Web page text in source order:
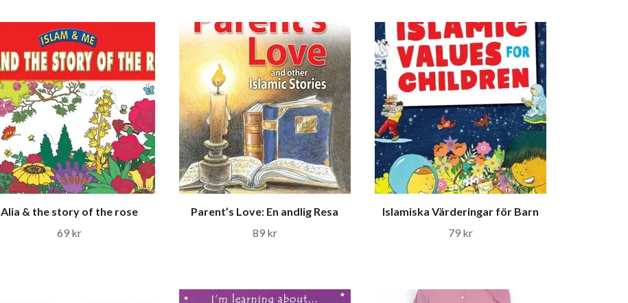
Alia & the story of the rose
69 kr
Parent’s Love: En andlig Resa
89 kr
Islamiska Värderingar för Barn
79 kr